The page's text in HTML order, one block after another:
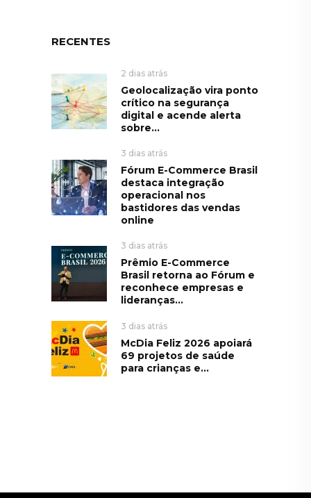
RECENTES
2 dias atrás
Geolocalização vira ponto
crítico na segurança
digital e acende alerta
sobre...
3 dias atrás
Fórum E-Commerce Brasil
destaca integração
operacional nos
bastidores das vendas
online
3 dias atrás
Prêmio E-Commerce
Brasil retorna ao Fórum e
reconhece empresas e
lideranças...
3 dias atrás
McDia Feliz 2026 apoiará
69 projetos de saúde
para crianças e...